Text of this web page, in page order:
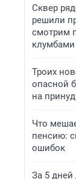
Сквер
решили
смотрим
Троих
опасной
на
Что
пенсию:
ошибок
За 5 дней